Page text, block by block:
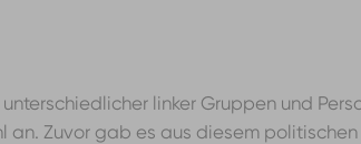
linker Gruppen und
an. Zuvor gab es aus diesem